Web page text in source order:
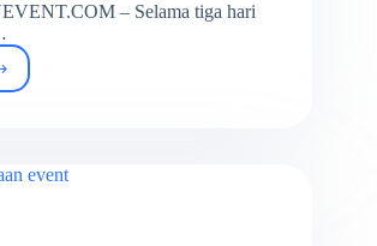
– Selama tiga hari